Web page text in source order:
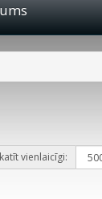
vienlaicīgi: